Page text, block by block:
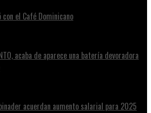
con el Café Dominicano
acaba de aparece una batería devoradora
acuerdan aumento salarial para 2025